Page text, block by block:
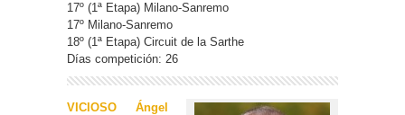
17º (1ª Etapa) Milano-Sanremo
17º Milano-Sanremo
18º (1ª Etapa) Circuit de la Sarthe
Días competición: 26
VICIOSO Ángel